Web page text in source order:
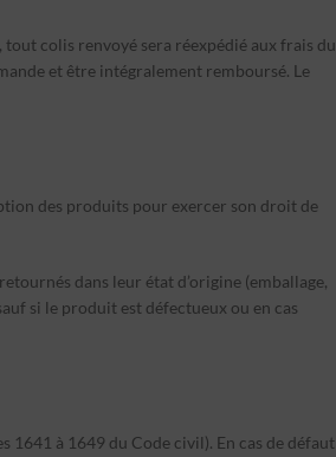
tout colis renvoyé sera réexpédié aux frais du
et être intégralement remboursé. Le
des produits pour exercer son droit de
dans leur état d’origine (emballage,
si le produit est défectueux ou en cas
1641 à 1649 du Code civil). En cas de défaut